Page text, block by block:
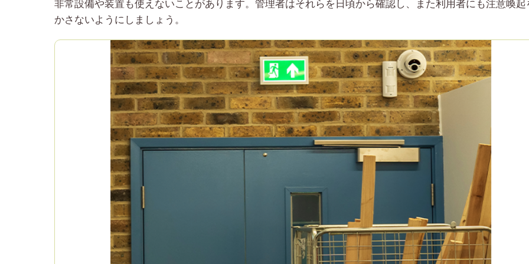
非常設備や装置も使えないことがあります。管理者はそれらを日頃から確認し、また利用者にも注意喚起
かさないようにしましょう。